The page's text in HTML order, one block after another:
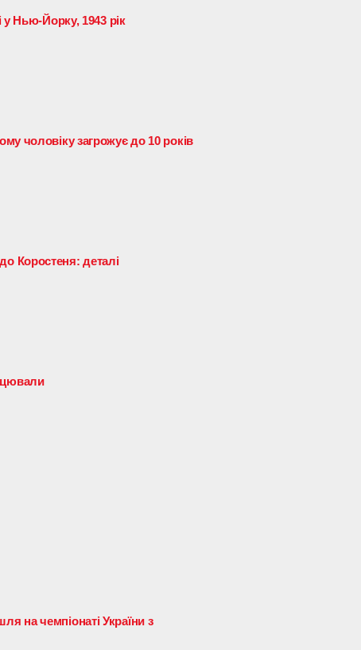
у Нью-Йорку, 1943 рік
чоловіку загрожує до 10 років
Коростеня: деталі
на чемпіонаті України з